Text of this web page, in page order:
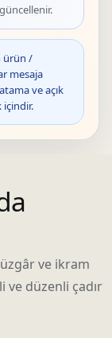
ürün /
mesaja
ve açık
ve ikram
ve düzenli çadır